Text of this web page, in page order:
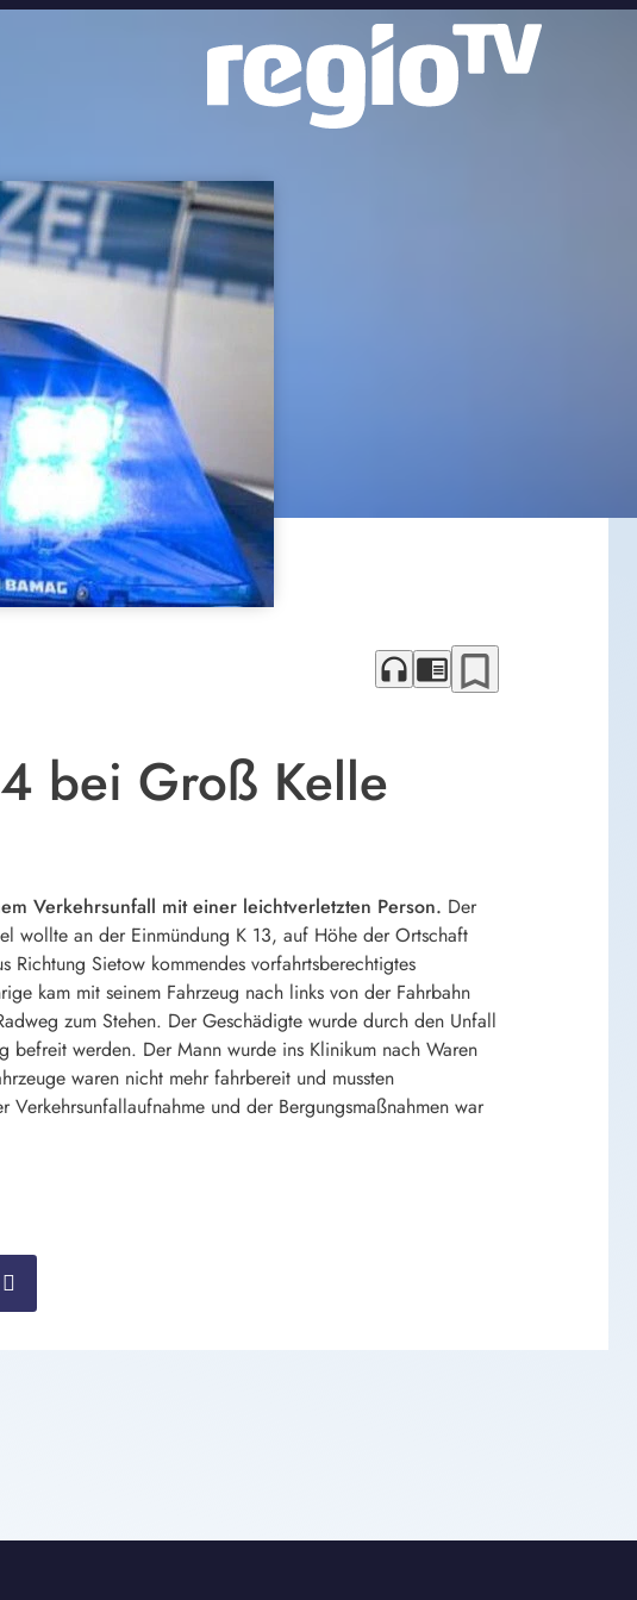
headphones chrome_reader_mode bookmark_border
bei Groß Kelle
Verkehrsunfall mit einer leichtverletzten Person. Der
wollte an der Einmündung K 13, auf Höhe der Ortschaft
Sietow kommendes vorfahrtsberechtigtes
kam mit seinem Fahrzeug nach links von der Fahrbahn
zum Stehen. Der Geschädigte wurde durch den Unfall
befreit werden. Der Mann wurde ins Klinikum nach Waren
waren nicht mehr fahrbereit und mussten
und der Bergungsmaßnahmen war